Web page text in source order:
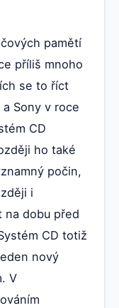
pamětí
příliš mnoho
se to říct
Sony v roce
CD
ho také
počin,
i
dobu před
CD totiž
nový
V